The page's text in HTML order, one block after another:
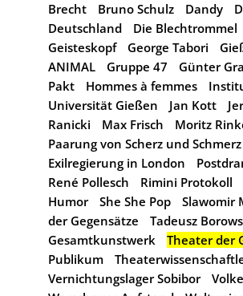
Brecht
Bruno Schulz Dandy
Deutschland
Die Blechtrommel
Geisteskopf
George Tabori
ANIMAL
Gruppe 47 Günter
Pakt
Hommes à femmes
Universität Gießen
Jan Kott
Ranicki
Max Frisch Moritz
Paarung von Scherz und Schmerz
Exilregierung in London
René Pollesch
Rimini Protokoll
Humor
She She Pop Slawomir
der Gegensätze
Tadeusz
Gesamtkunstwerk
Theater der
Publikum
Vernichtungslager Sobibor